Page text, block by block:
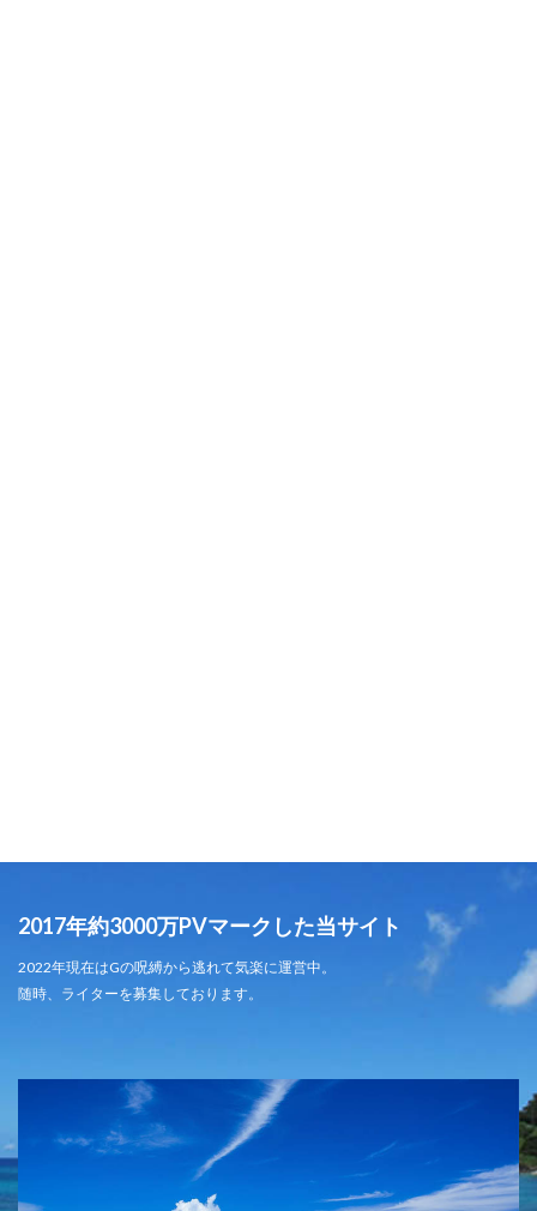
2017年約3000万PVマークした当サイト
2022年現在はGの呪縛から逃れて気楽に運営中。
随時、ライターを募集しております。